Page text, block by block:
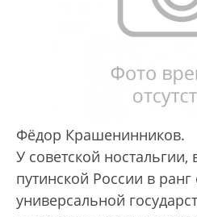
Фёдор Крашенинников.
У советской ностальгии,
путинской России в
универсальной